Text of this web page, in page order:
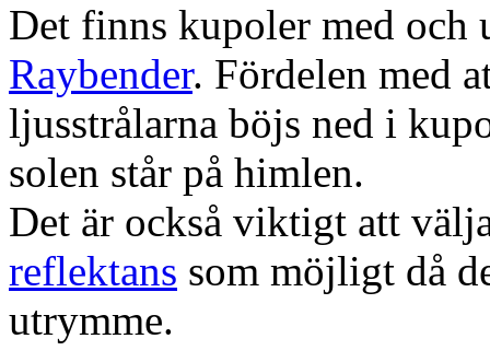
Det finns kupoler med och
Raybender. Fördelen med
ljusstrålarna böjs ned i
solen står på himlen.
Det är också viktigt att
reflektans som möjligt då
utrymme.